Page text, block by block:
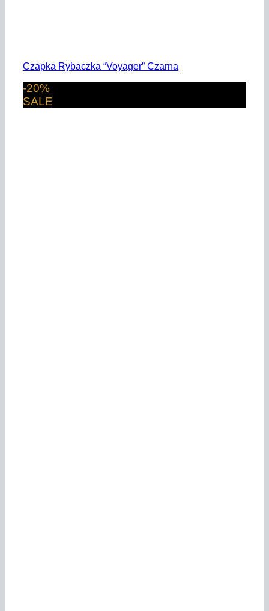
Czapka Rybaczka “Voyager” Czarna
-20%
SALE